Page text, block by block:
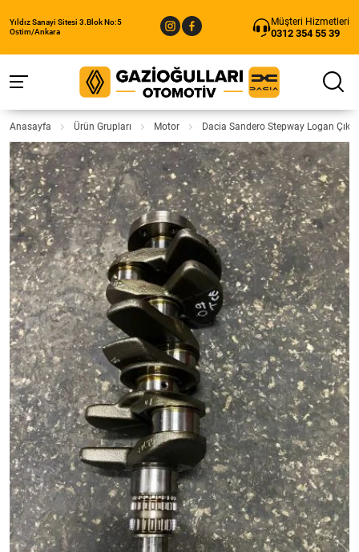
Yıldız Sanayi Sitesi 3.Blok No:5
Ostim/Ankara
Müşteri Hizmetleri
0312 354 55 39
Anasayfa Ürün Grupları Motor Dacia Sandero Stepway Logan